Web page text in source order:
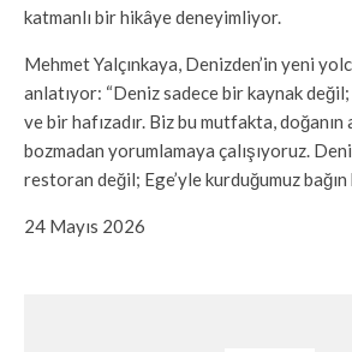
katmanlı bir hikâye deneyimliyor.
Mehmet Yalçınkaya, Denizden’in yeni
anlatıyor: “Deniz sadece bir kaynak
ve bir hafızadır. Biz bu mutfakta, doğanın
bozmadan yorumlamaya çalışıyoruz.
restoran değil; Ege’yle kurduğumuz bağın
24 Mayıs 2026